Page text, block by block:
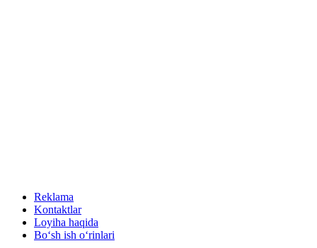
Reklama
Kontaktlar
Loyiha haqida
Bo‘sh ish o‘rinlari